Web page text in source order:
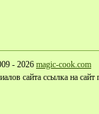
- 2026 magic-cook.com
сайта ссылка на сайт